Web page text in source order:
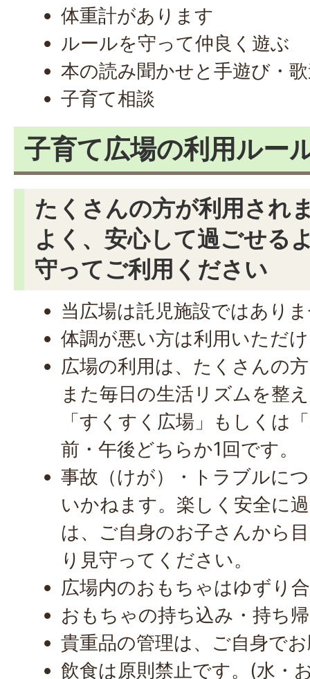
体重計があります
ルールを守って仲良く遊ぶ
本の読み聞かせと手遊び・
子育て相談
子育て広場の利用ルー
たくさんの方が利用され
よく、安心して過ごせる
守ってご利用ください
当広場は託児施設ではあり
体調が悪い方は利用いただ
広場の利用は、たくさんの
また毎日の生活リズムを整
「すくすく広場」もしくは
前・午後どちらか1回です。
事故（けが）・トラブルに
いかねます。楽しく安全に
は、ご自身のお子さんから
り見守ってください。
広場内のおもちゃはゆずり
おもちゃの持ち込み・持ち
貴重品の管理は、ご自身で
飲食は原則禁止です。(水・